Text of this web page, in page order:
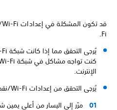
Fi.
الإنترنت.
يُرجى التحقق من إعدادات Wi-Fi/نقطة الوصول إلى Wi-Fi.